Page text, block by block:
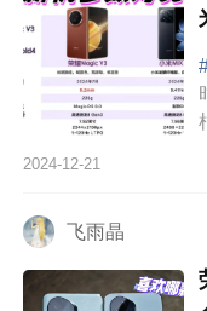
2024-12-21
飞雨晶